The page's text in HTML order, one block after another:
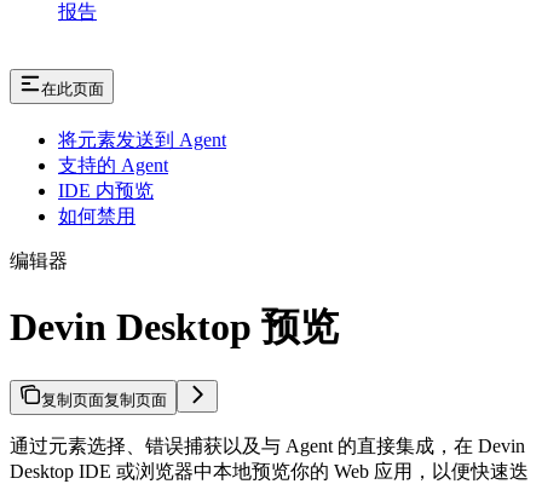
报告
在此页面
将元素发送到 Agent
支持的 Agent
IDE 内预览
如何禁用
编辑器
Devin Desktop 预览
复制页面复制页面
通过元素选择、错误捕获以及与 Agent 的直接集成，在 Devin
Desktop IDE 或浏览器中本地预览你的 Web 应用，以便快速迭